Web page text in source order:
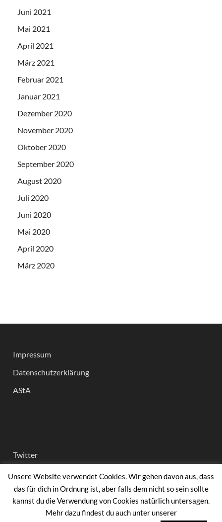
Juni 2021
Mai 2021
April 2021
März 2021
Februar 2021
Januar 2021
Dezember 2020
November 2020
Oktober 2020
September 2020
August 2020
Juli 2020
Juni 2020
Mai 2020
April 2020
März 2020
Impressum
Datenschutzerklärung
AStA
Twitter
Instagram
facebook
Unsere Website verwendet Cookies. Wir gehen davon aus, dass
das für dich in Ordnung ist, aber falls dem nicht so sein sollte
kannst du die Verwendung von Cookies natürlich untersagen.
Mehr dazu findest du auch unter unserer